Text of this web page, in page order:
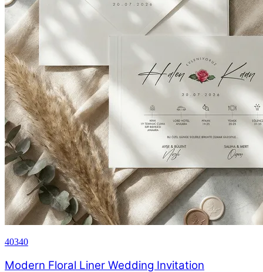
40340
Modern Floral Liner Wedding Invitation